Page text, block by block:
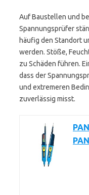
Auf Baustellen und
Spannungsprüfer
häufig den Standort
werden. Stöße,
zu Schäden führen.
dass der
und extremeren
zuverlässig misst.